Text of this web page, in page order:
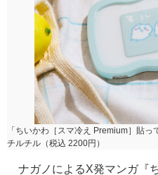
「ちいかわ［スマ冷え Premium］貼っ
チルチル（税込 2200円）
ナガノによるX発マンガ『